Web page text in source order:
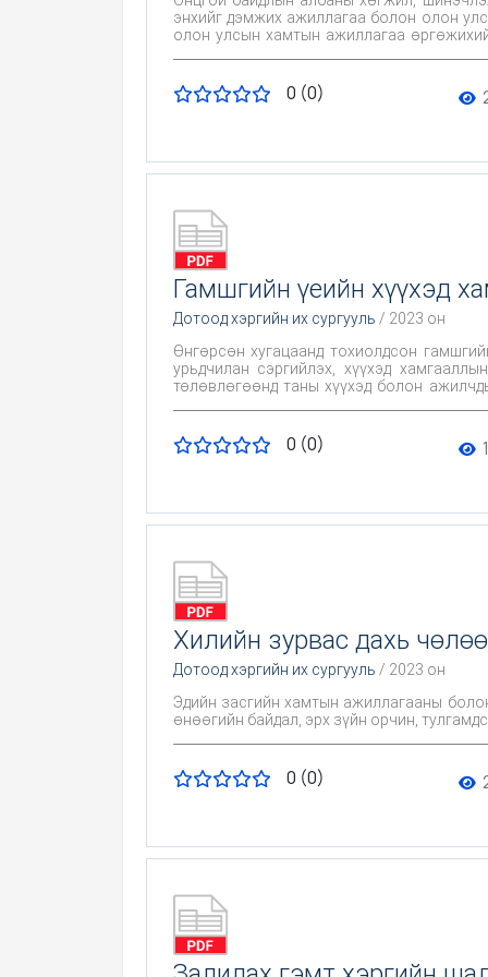
энхийг дэмжих ажиллагаа болон олон
олон улсын хамтын ажиллагаа
0 (0)
Гамшгийн үеийн хүүхэд
Дотоод хэргийн их сургууль / 2023 он
Өнгөрсөн хугацаанд тохиолдсон
урьдчилан сэргийлэх, хүүхэд хамгааллын асуудал нь тулгамдсан
төлөвлөгөөнд таны хүүхэд болон
0 (0)
Хилийн зурвас дахь
Дотоод хэргийн их сургууль / 2023 он
Эдийн засгийн хамтын ажиллагааны болон чөлөөт бүсийн
өнөөгийн байдал, эрх зүйн орчин,
0 (0)